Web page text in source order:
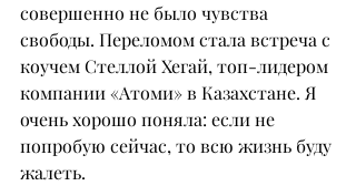
совершенно не было чувства
свободы. Переломом стала встреча с
коучем Стеллой Хегай, топ-лидером
компании «Атоми» в Казахстане. Я
очень хорошо поняла: если не
попробую сейчас, то всю жизнь буду
жалеть.